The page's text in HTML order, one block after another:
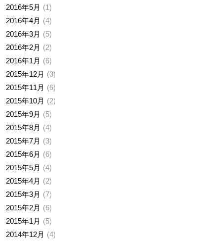
2016年5月
1
2016年4月
4
2016年3月
5
2016年2月
2
2016年1月
6
2015年12月
3
2015年11月
6
2015年10月
2
2015年9月
5
2015年8月
4
2015年7月
3
2015年6月
6
2015年5月
4
2015年4月
2
2015年3月
7
2015年2月
6
2015年1月
5
2014年12月
4